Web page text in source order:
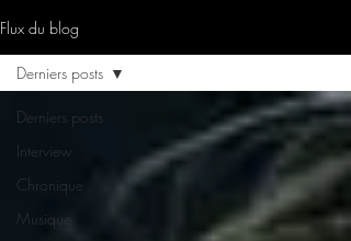
Flux du blog
Derniers posts
Interview
Chronique
Musique
Derniers posts